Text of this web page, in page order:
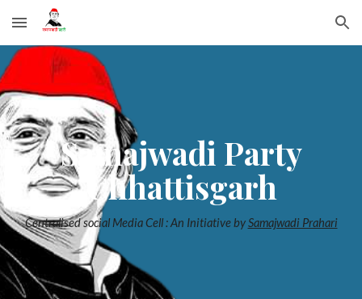
Skip to main content Skip to navigation
Samajwadi Party
Chhattisgarh
Centralised social Media Cell : An Initiative bySamajwadi Prahari